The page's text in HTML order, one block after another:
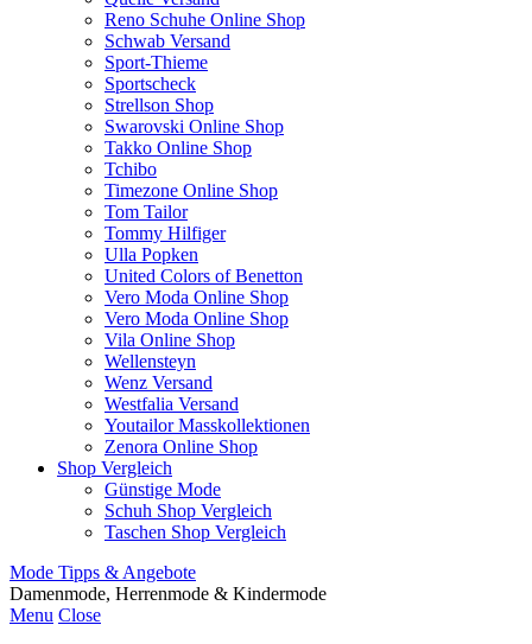
Reno Schuhe Online Shop
Schwab Versand
Sport-Thieme
Sportscheck
Strellson Shop
Swarovski Online Shop
Takko Online Shop
Tchibo
Timezone Online Shop
Tom Tailor
Tommy Hilfiger
Ulla Popken
United Colors of Benetton
Vero Moda Online Shop
Vero Moda Online Shop
Vila Online Shop
Wellensteyn
Wenz Versand
Westfalia Versand
Youtailor Masskollektionen
Zenora Online Shop
Shop Vergleich
Günstige Mode
Schuh Shop Vergleich
Taschen Shop Vergleich
Mode Tipps & Angebote
Damenmode, Herrenmode & Kindermode
Menu Close